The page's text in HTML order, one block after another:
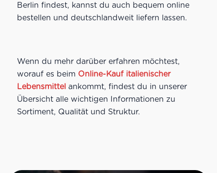
Berlin findest, kannst du auch bequem online
bestellen und deutschlandweit liefern lassen.
Wenn du mehr darüber erfahren möchtest,
worauf es beim Online-Kauf italienischer
Lebensmittelankommt, findest du in unserer
Übersicht alle wichtigen Informationen zu
Sortiment, Qualität und Struktur.